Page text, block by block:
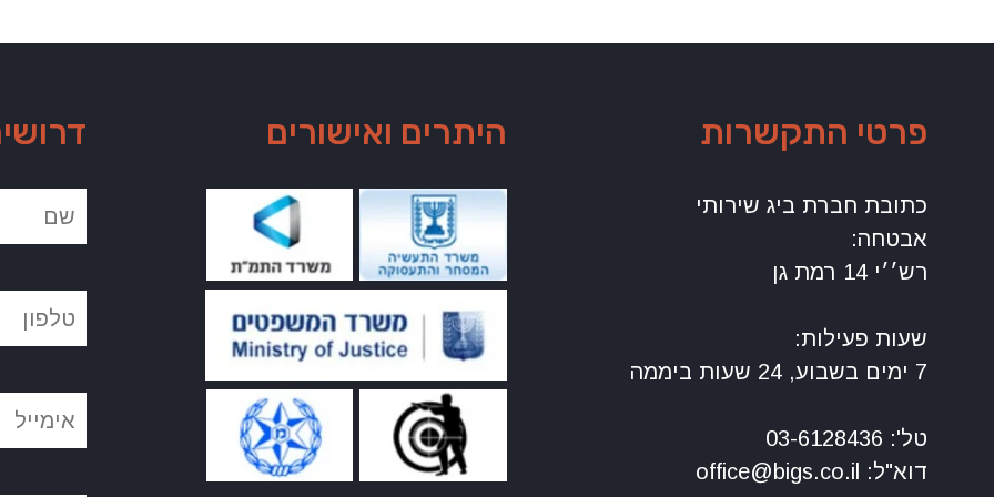
פרטי התקשרות
כתובת חברת ביג שירותי
אבטחה:
רש׳׳י 14 רמת גן
שעות פעילות:
7 ימים בשבוע, 24 שעות ביממה
טל': 03-6128436
דוא"ל: office@bigs.co.il
היתרים ואישורים